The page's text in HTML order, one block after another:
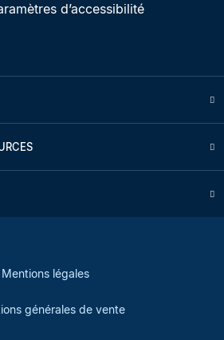
d’accessibilité
Mentions légales
générales de vente